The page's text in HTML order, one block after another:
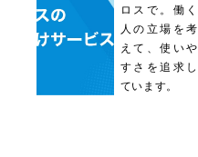
ロスで。働く
人の立場を考
えて、使いや
すさを追求し
ています。